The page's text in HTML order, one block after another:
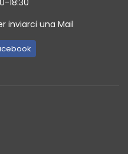
4,4 kg
18:30
inviarci una Mail